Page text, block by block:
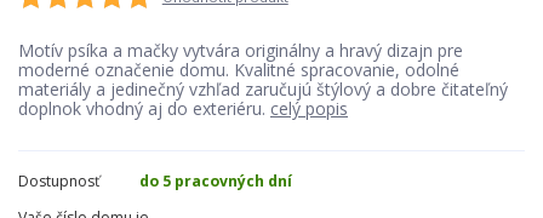
Motív psíka a mačky vytvára originálny a hravý dizajn pre
moderné označenie domu. Kvalitné spracovanie, odolné
materiály a jedinečný vzhľad zaručujú štýlový a dobre čitateľný
doplnok vhodný aj do exteriéru. celý popis
Dostupnosť
do 5 pracovných dní